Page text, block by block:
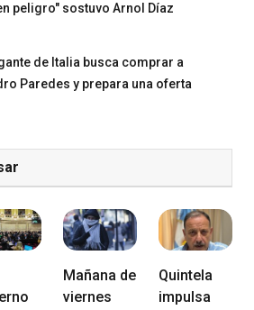
peligro" sostuvo Arnol Díaz
de Italia busca comprar a
Paredes y prepara una oferta
Mañana de
viernes
Quintela
impulsa